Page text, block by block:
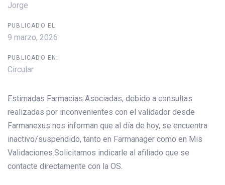
Jorge
PUBLICADO EL:
9 marzo, 2026
PUBLICADO EN:
Circular
Estimadas Farmacias Asociadas, debido a consultas
realizadas por inconvenientes con el validador desde
Farmanexus nos informan que al día de hoy, se encuentra
inactivo/suspendido, tanto en Farmanager como en Mis
Validaciones.Solicitamos indicarle al afiliado que se
contacte directamente con la OS.